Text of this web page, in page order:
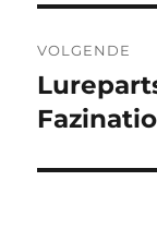
VOLGENDE
Volgend
bericht: